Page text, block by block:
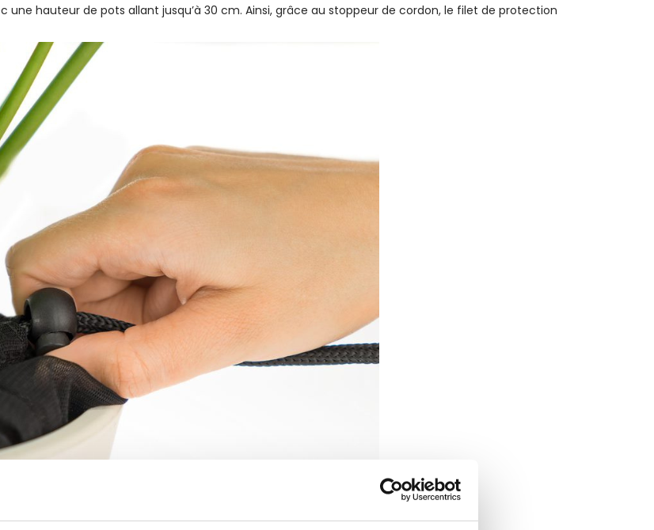
hauteur de pots allant jusqu’à 30 cm. Ainsi, grâce au stoppeur de cordon, le filet de protection